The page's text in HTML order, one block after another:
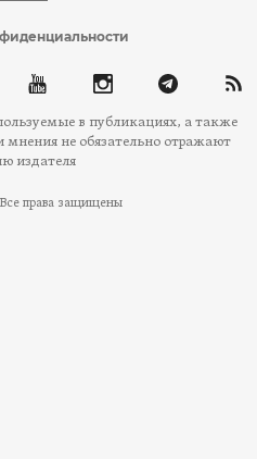
в публикациях, а также
не обязательно отражают
издателя
права защищены